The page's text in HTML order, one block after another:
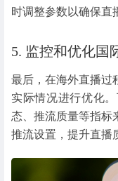
时调整参数以确保直
5. 监控和优化国
最后，在海外直播过
实际情况进行优化
态、推流质量等指标
推流设置，提升直播